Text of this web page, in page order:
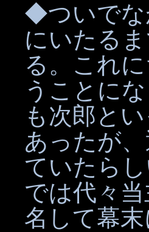
◆ついでな
にいたる
る。これ
うことに
も次郎と
あったが
ていたら
では代々
名して幕